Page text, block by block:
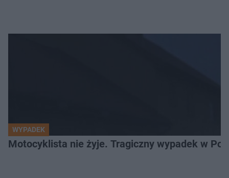
WYPADEK
Motocyklista nie żyje. Tragiczny wypadek w